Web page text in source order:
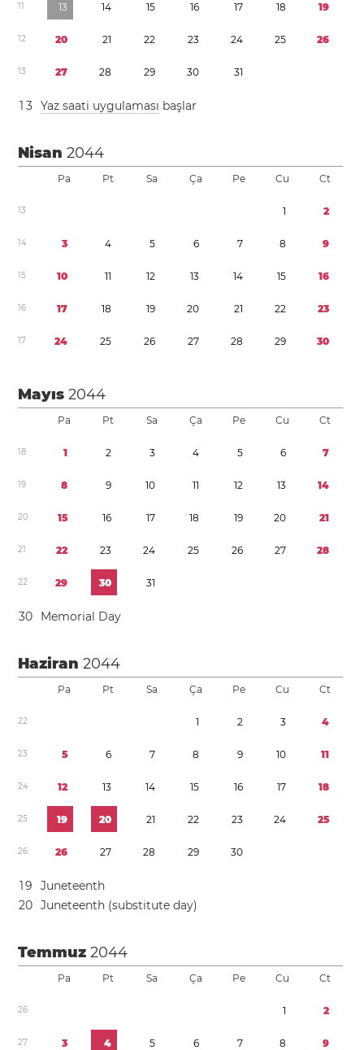
11 13 14 15 16 17 18 19
12 20 21 22 23 24 25 26
13 27 28 29 30 31
1 3 Yaz saati uygulaması başlar
Nisan2044
Pa Pt Sa Ça Pe Cu Ct
13 1 2
14 3 4 5 6 7 8 9
15 10 11 12 13 14 15 16
16 17 18 19 20 21 22 23
17 24 25 26 27 28 29 30
Mayıs2044
Pa Pt Sa Ça Pe Cu Ct
18 1 2 3 4 5 6 7
19 8 9 10 11 12 13 14
20 15 16 17 18 19 20 21
21 22 23 24 25 26 27 28
22 29 30 31
30 Memorial Day
Haziran2044
Pa Pt Sa Ça Pe Cu Ct
22 1 2 3 4
23 5 6 7 8 9 10 11
24 12 13 14 15 16 17 18
25 19 20 21 22 23 24 25
26 26 27 28 29 30
19
Juneteenth
20 Juneteenth (substitute day)
Temmuz2044
Pa Pt Sa Ça Pe Cu Ct
26 1 2
27 3 4 5 6 7 8 9